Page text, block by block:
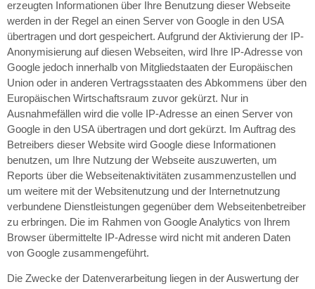
erzeugten Informationen über Ihre Benutzung dieser Webseite
werden in der Regel an einen Server von Google in den USA
übertragen und dort gespeichert. Aufgrund der Aktivierung der IP-
Anonymisierung auf diesen Webseiten, wird Ihre IP-Adresse von
Google jedoch innerhalb von Mitgliedstaaten der Europäischen
Union oder in anderen Vertragsstaaten des Abkommens über den
Europäischen Wirtschaftsraum zuvor gekürzt. Nur in
Ausnahmefällen wird die volle IP-Adresse an einen Server von
Google in den USA übertragen und dort gekürzt. Im Auftrag des
Betreibers dieser Website wird Google diese Informationen
benutzen, um Ihre Nutzung der Webseite auszuwerten, um
Reports über die Webseitenaktivitäten zusammenzustellen und
um weitere mit der Websitenutzung und der Internetnutzung
verbundene Dienstleistungen gegenüber dem Webseitenbetreiber
zu erbringen. Die im Rahmen von Google Analytics von Ihrem
Browser übermittelte IP-Adresse wird nicht mit anderen Daten
von Google zusammengeführt.
Die Zwecke der Datenverarbeitung liegen in der Auswertung der